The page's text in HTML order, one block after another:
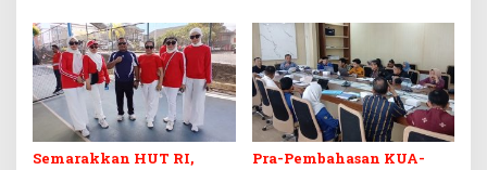
Barcode Curang
di Sultra
Semarakkan HUT RI,
Pra-Pembahasan KUA-